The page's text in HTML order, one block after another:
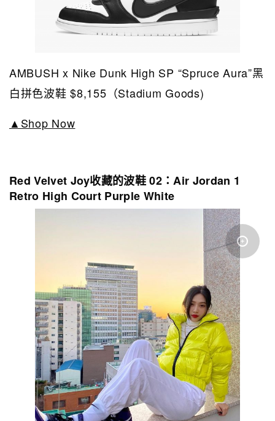
AMBUSH x Nike Dunk High SP “Spruce Aura”黑
白拼色波鞋 $8,155（Stadium Goods)
▲Shop Now
Red Velvet Joy收藏的波鞋 02：Air Jordan 1
Retro High Court Purple White